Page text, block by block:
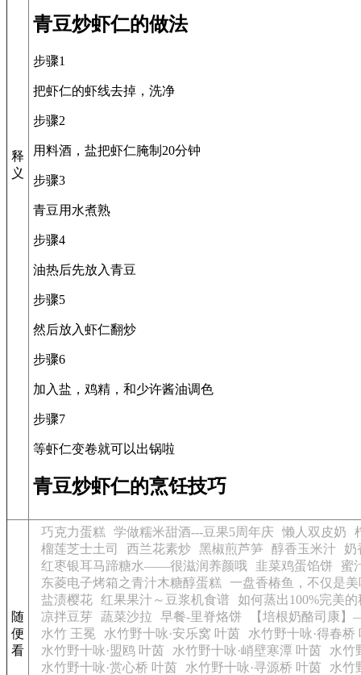
释
义
青豆炒虾仁的做法
步骤1
把虾仁的虾线去掉，洗净
步骤2
用料酒，盐把虾仁腌制20分钟
步骤3
青豆用水煮熟
步骤4
油热后先放入青豆
步骤5
然后放入虾仁翻炒
步骤6
加入盐，鸡精，和少许酱油调色
步骤7
等虾仁变卷就可以出锅啦
青豆炒虾仁的烹饪技巧
随
便
看
巧克力蛋糕 学做糯米甜酒---豆果5周年庆 懒人双皮奶
榴莲芝士土司
西兰花素炒 黑椒煎芦笋 醇香玉米汁
奶
红枣银耳马蹄糖水——很滋润养颜哦
韭菜鸡蛋馅饼
蜜
东菱电子烤箱之青汁木糖醇蛋糕
一盘香椿鱼，不仅是
盐渍樱花 红果果汁～豆浆机食谱
如何蒸出100%完美
凉拌豆芽
蔬菜沙拉 早餐-里脊烙饼
【培根奶酪司康
水竹 王冕
水竹野十咏·安乐窝 叶茵
水竹野十咏·得春桥
水竹野十咏·盟鸥 叶茵
水竹野十咏·峭壁寒潭 叶茵
水竹
水竹野十咏·赏心桥 叶茵
水竹野十咏·寻源桥 叶茵
水竹